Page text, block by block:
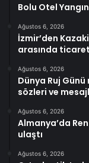
Bolu Otel
Ağustos 6, 2026
İzmir’den
arasında
Ağustos 6, 2026
Dünya Ruj
sözleri ve
Ağustos 6, 2026
Almanya’da
ulaştı
Ağustos 6, 2026